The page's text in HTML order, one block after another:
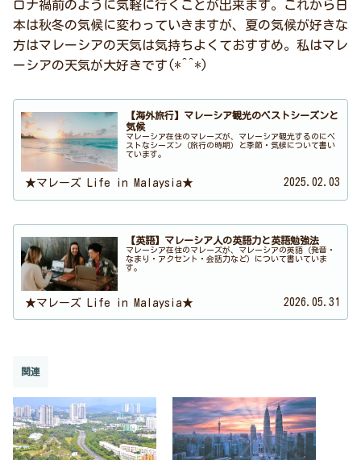
ロナ禍前のように気軽に行くことが出来ます。これから日
本は秋冬の気候に変わっていきますが、夏の気候が好きな
方はマレーシアの天気は気持ちよくておすすめ。私はマレ
ーシアの天気が大好きです(*^^*)
【海外旅行】マレーシア観光のベストシーズンと
気候
マレーシア在住のマレーズが、マレーシア観光するのにベ
ストなシーズン（旅行の時期）と季節・気候について書い
ています。
★マレーズ Life in Malaysia★ 2025.02.03
【英語】マレーシア人の英語力と英語勉強法
マレーシア在住のマレーズが、マレーシアの英語（発音・
なまり・アクセント・会話力など）について書いていま
す。
★マレーズ Life in Malaysia★ 2026.05.31
関連